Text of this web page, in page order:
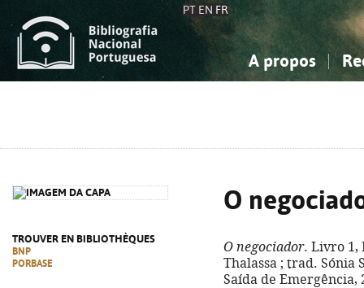
PT EN FR
A propos
TROUVER EN BIBLIOTHÈQUES
BNP
PORBASE
O
O negociador. Livro 1,
Thalassa ; trad. Sónia
Saída de Emergência,